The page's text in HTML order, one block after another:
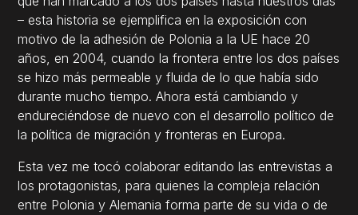
– esta historia se ejemplifica en la exposición con
motivo de la adhesión de Polonia a la UE hace 20
años, en 2004, cuando la frontera entre los dos países
se hizo más permeable y fluida de lo que había sido
durante mucho tiempo. Ahora está cambiando y
endureciéndose de nuevo con el desarrollo político de
la política de migración y fronteras en Europa.
Esta vez me tocó colaborar editando las entrevistas a
los protagonistas, para quienes la compleja relación
entre Polonia y Alemania forma parte de su vida o de